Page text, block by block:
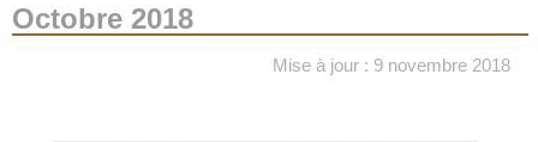
Octobre 2018
Mise à jour : 9 novembre 2018